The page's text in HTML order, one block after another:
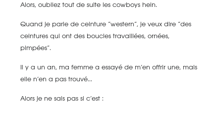
Alors, oubliez tout de suite les cowboys hein.
Quand je parle de ceinture “western”, je veux dire “des
ceintures qui ont des boucles travaillées, ornées,
pimpées”.
Il y a un an, ma femme a essayé de m’en offrir une, mais
elle n’en a pas trouvé...
Alors je ne sais pas si c’est :